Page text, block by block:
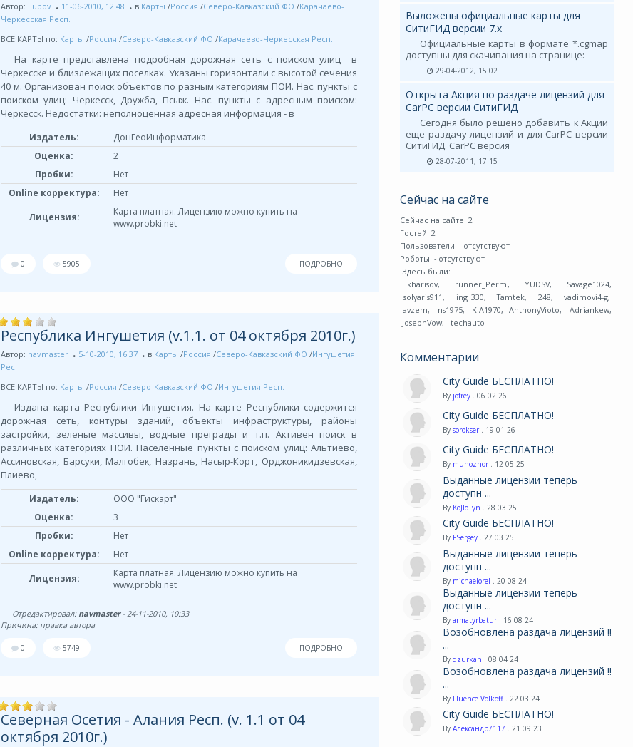
Автор: Lubov 11-06-2010, 12:48 в Карты /Россия /Северо-Кавказский ФО /Карачаево-
Черкесская Респ.
ВСЕ КАРТЫ по: Карты /Россия /Северо-Кавказский ФО /Карачаево-Черкесская Респ.
На карте представлена подробная дорожная сеть с поиском улиц в
Черкесске и близлежащих поселках. Указаны горизонтали с высотой сечения
40 м. Организован поиск объектов по разным категориям ПОИ. Нас. пункты с
поиском улиц: Черкесск, Дружба, Псыж. Нас. пункты с адресным поиском:
Черкесск. Недостатки: неполноценная адресная информация - в
Издатель:
ДонГеоИнформатика
Оценка:
2
Пробки:
Нет
Online корректура:
Нет
Лицензия:
Карта платная. Лицензию можно купить на
www.probki.net
0 5905 ПОДРОБНО
Республика Ингушетия (v.1.1. от 04 октября 2010г.)
Автор: navmaster 5-10-2010, 16:37 в Карты /Россия /Северо-Кавказский ФО /Ингушетия
Респ.
ВСЕ КАРТЫ по: Карты /Россия /Северо-Кавказский ФО /Ингушетия Респ.
Издана карта Республики Ингушетия. На карте Республики содержится
дорожная сеть, контуры зданий, объекты инфраструктуры, районы
застройки, зеленые массивы, водные преграды и т.п. Активен поиск в
различных категориях ПОИ. Населенные пункты с поиском улиц: Альтиево,
Ассиновская, Барсуки, Малгобек, Назрань, Насыр-Корт, Орджоникидзевская,
Плиево,
Издатель:
ООО "Гискарт"
Оценка:
3
Пробки:
Нет
Online корректура:
Нет
Лицензия:
Карта платная. Лицензию можно купить на
www.probki.net
Отредактировал: navmaster- 24-11-2010, 10:33
Причина: правка автора
0 5749 ПОДРОБНО
Северная Осетия - Алания Респ. (v. 1.1 от 04
октября 2010г.)
Выложены официальные карты для
СитиГИД версии 7.х
Официальные карты в формате *.cgmap
доступны для скачивания на странице:
29-04-2012, 15:02
Открыта Акция по раздаче лицензий для
CarPC версии СитиГИД
Сегодня было решено добавить к Акции
еще раздачу лицензий и для CarPC версии
СитиГИД. CarPC версия
28-07-2011, 17:15
Сейчас на сайте
Сейчас на сайте: 2
Гостей: 2
Пользователи:- отсутствуют
Роботы:- отсутствуют
Здесь были:
ikharisov, runner_Perm, YUDSV, Savage1024,
solyaris911, ing 330, Tamtek, 248, vadimovi4-g,
avzem, ns1975, KIA1970, AnthonyVioto, Adriankew,
JosephVow, techauto
Комментарии
City Guide БЕСПЛАТНО!
By jofrey . 06 02 26
City Guide БЕСПЛАТНО!
Bysorokser . 19 01 26
City Guide БЕСПЛАТНО!
By muhozhor . 12 05 25
Выданные лицензии теперь
доступн ...
By KoJIoTyn . 28 03 25
City Guide БЕСПЛАТНО!
By FSergey . 27 03 25
Выданные лицензии теперь
доступн ...
By michaelorel . 20 08 24
Выданные лицензии теперь
доступн ...
Byarmatyrbatur . 16 08 24
Возобновлена раздача лицензий !!
...
Bydzurkan . 08 04 24
Возобновлена раздача лицензий !!
...
By Fluence Volkoff . 22 03 24
City Guide БЕСПЛАТНО!
ByАлександр7117 . 21 09 23